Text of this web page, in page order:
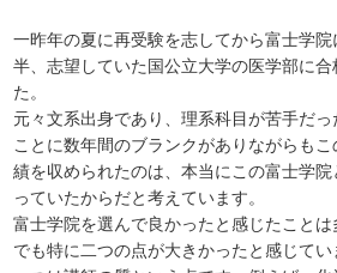
一昨年の夏に再受験を志してから富士学
半、志望していた国公立大学の医学部に
た。
元々文系出身であり、理系科目が苦手だ
ことに数年間のブランクがありながらも
績を収められたのは、本当にこの富士学
っていたからだと考えています。
富士学院を選んで良かったと感じたこと
でも特に二つの点が大きかったと感じてい